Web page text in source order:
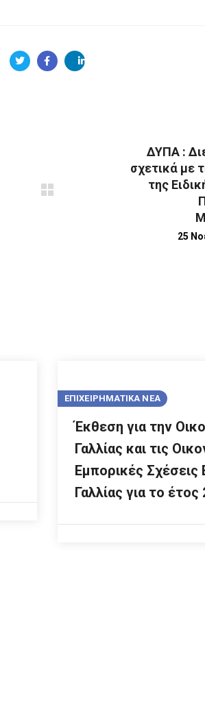
ΔΥΠΑ :
σχετικά με
της
25
ΕΠΙΧΕΙΡΗΜΑΤΙΚΑ ΝΕΑ
Έκθεση για την
Γαλλίας και τις
Εμπορικές Σχέσεις
Γαλλίας για το έτος